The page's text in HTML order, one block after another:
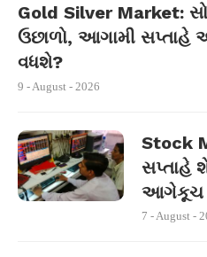
Gold Silver Market:
ઉછાળો, આગામી
વધશે?
9 - August - 2026
Stock
સપ્તાહે
આગેકૂચ
7 - August -